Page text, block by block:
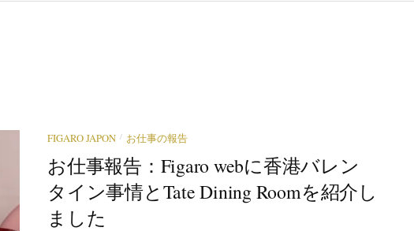
FIGARO JAPON / お仕事の報告
お仕事報告：Figaro webに香港バレン
タイン事情とTate Dining Roomを紹介し
ました